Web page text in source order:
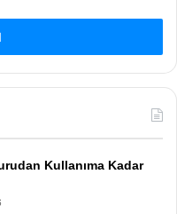
Kullanıma Kadar